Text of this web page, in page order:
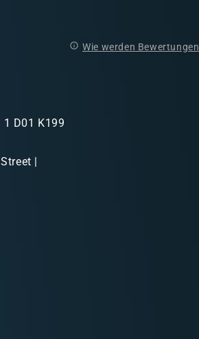
Wie werden
D01 K199
|